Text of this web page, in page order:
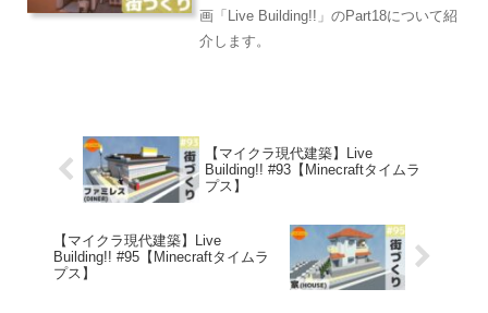
画「Live Building!!」のPart18について紹
介します。
【マイクラ現代建築】Live
Building!! #93【Minecraftタイムラ
プス】
【マイクラ現代建築】Live
Building!! #95【Minecraftタイムラ
プス】